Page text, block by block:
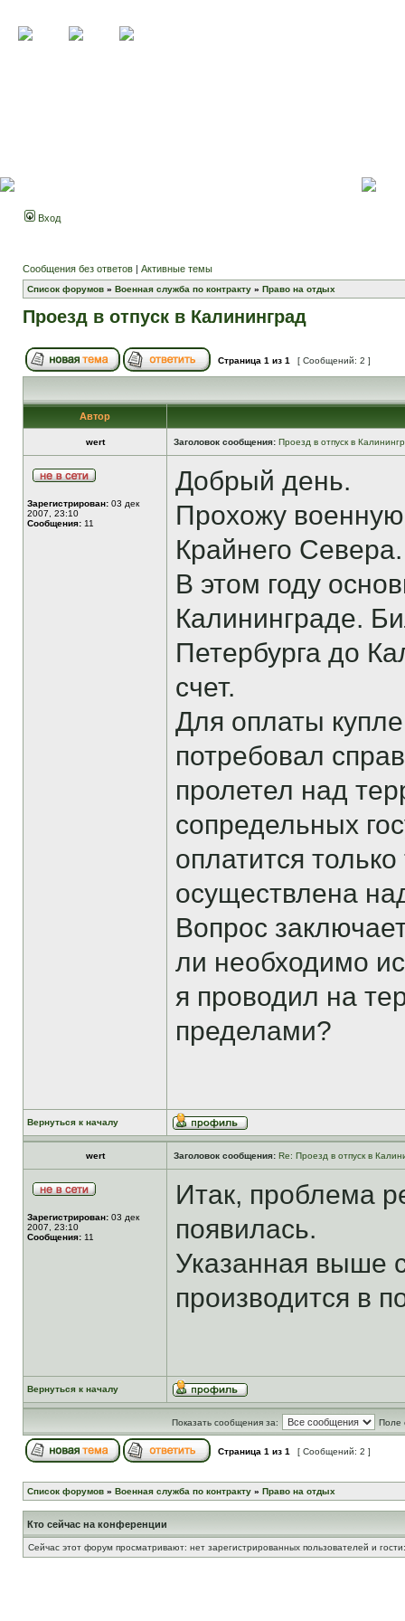
Вход
Сообщения без ответов | Активные темы
Список форумов » Военная служба по контракту » Право на отдых
Проезд в отпуск в Калининград
Страница 1 из 1 [ Сообщений: 2 ]
Автор
wert Заголовок сообщения: Проезд в отпуск в
Зарегистрирован: 03 дек
2007, 23:10
Сообщения: 11
Добрый день.
Прохожу военную
Крайнего Севера.
В этом году
Калининграде.
Петербурга до
счет.
Для оплаты
потребовал
пролетел над
сопредельных
оплатится
осуществлена
Вопрос
ли необходимо
я проводил на
пределами?
Вернуться к началу
wert Заголовок сообщения: Re: Проезд в отпуск в
Зарегистрирован: 03 дек
2007, 23:10
Сообщения: 11
Итак, проблема
появилась.
Указанная выше
производится в
Вернуться к началу
Показать сообщения за: Поле
Страница 1 из 1 [ Сообщений: 2 ]
Список форумов » Военная служба по контракту » Право на отдых
Кто сейчас на конференции
Сейчас этот форум просматривают: нет зарегистрированных пользователей и